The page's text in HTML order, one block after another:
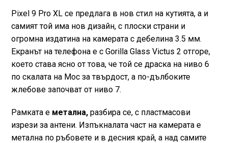
Pixel 9 Pro XL се предлага в нов стил на кутията, а и
самият той има нов дизайн, с плоски страни и
огромна издатина на камерата с дебелина 3.5 мм.
Екранът на телефона е с Gorilla Glass Victus 2 отгоре,
което става ясно от това, че той се драска на ниво 6
по скалата на Мос за твърдост, а по-дълбоките
жлебове започват от ниво 7.
Рамката е метална,разбира се, с пластмасови
изрези за антени. Изпъкналата част на камерата е
метална по ръбовете и в десния край, а над самите